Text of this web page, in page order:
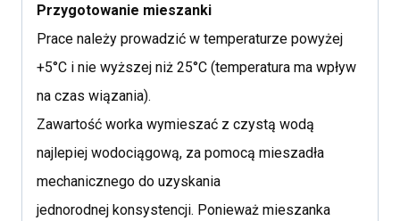
Przygotowanie mieszanki
Prace należy prowadzić w temperaturze powyżej
+5°C i nie wyższej niż 25°C (temperatura ma wpływ
na czas wiązania).
Zawartość worka wymieszać z czystą wodą
najlepiej wodociągową, za pomocą mieszadła
mechanicznego do uzyskania
jednorodnej konsystencji. Ponieważ mieszanka